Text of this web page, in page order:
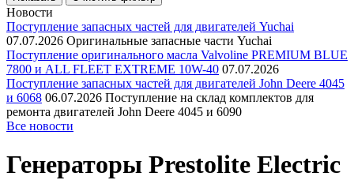
Новости
Поступление запасных частей для двигателей Yuchai
07.07.2026 Оригинальные запасные части Yuchai
Поступление оригинального масла Valvoline PREMIUM BLUE
7800 и ALL FLEET EXTREME 10W-40 07.07.2026
Поступление запасных частей для двигателей John Deere 4045
и 6068 06.07.2026 Поступление на склад комплектов для
ремонта двигателей John Deere 4045 и 6090
Все новости
Генераторы Prestolite Electric